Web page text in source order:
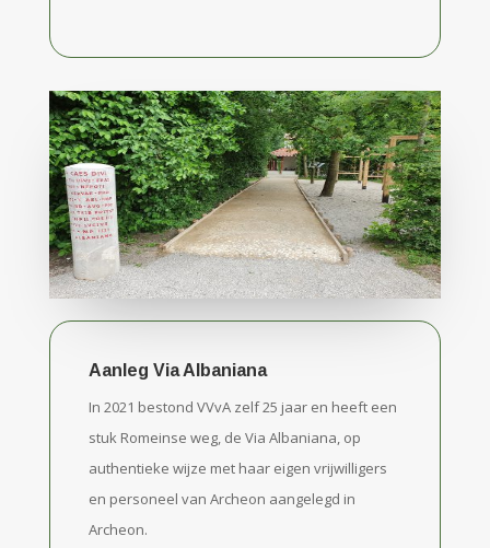
Aanleg Via Albaniana
In 2021 bestond VVvA zelf 25 jaar en heeft een
stuk Romeinse weg, de Via Albaniana, op
authentieke wijze met haar eigen vrijwilligers
en personeel van Archeon aangelegd in
Archeon.